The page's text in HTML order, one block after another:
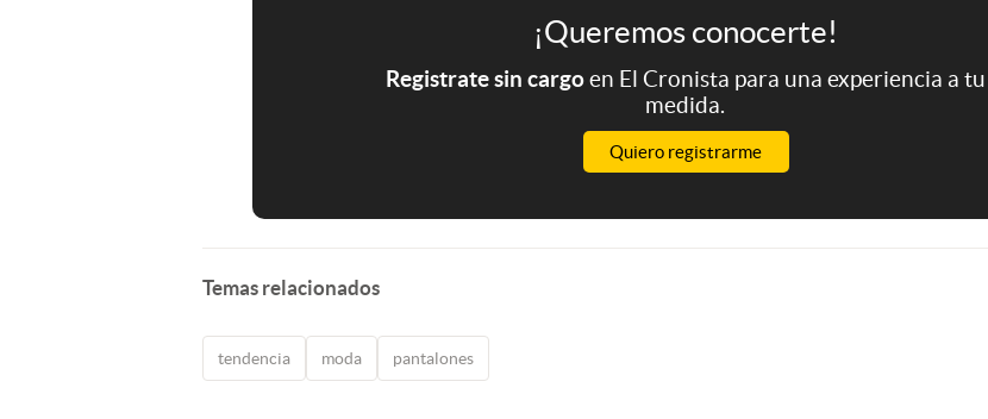
¡Queremos conocerte!
Registrate sin cargoen El Cronista para una experiencia a tu
medida.
Quiero registrarme
Temas relacionados
tendencia moda pantalones